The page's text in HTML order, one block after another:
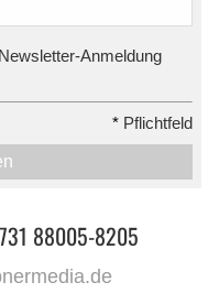
Anmeldung
* Pflichtfeld
88005-8205